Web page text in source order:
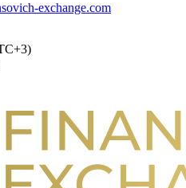
exchange.com